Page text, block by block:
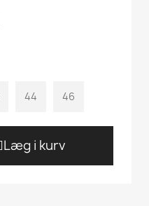
44 46
Læg i kurv